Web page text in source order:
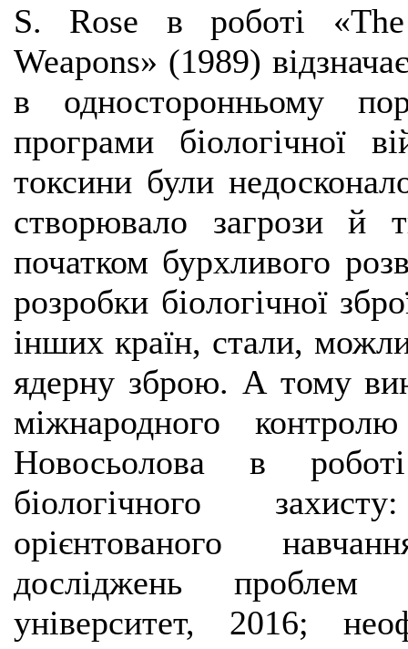
S. Rose в роботі
Weapons» (1989)
в односторонньому
програми біологічної
токсини були
створювало загрози й
початком бурхливого
розробки біологічної
інших країн, стали,
ядерну зброю. А тому
міжнародного
Новосьолова в
біологічного
орієнтованого
досліджень проблем
університет, 2016;